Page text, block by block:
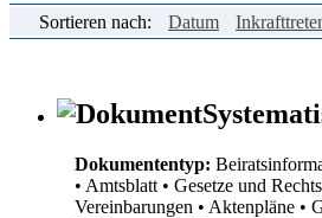
Sortieren nach: Datum
Dokumententyp:
• Amtsblatt • Gesetze und
Vereinbarungen • Aktenpläne •